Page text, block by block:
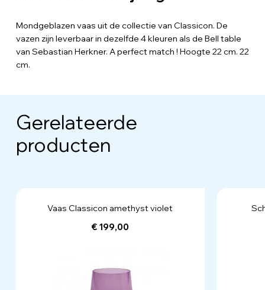
Mondgeblazen vaas uit de collectie van Classicon. De
vazen zijn leverbaar in dezelfde 4 kleuren als de Bell table
van Sebastian Herkner. A perfect match ! Hoogte 22 cm. 22
cm.
Gerelateerde
producten
Vaas Classicon amethyst violet
€ 199,00